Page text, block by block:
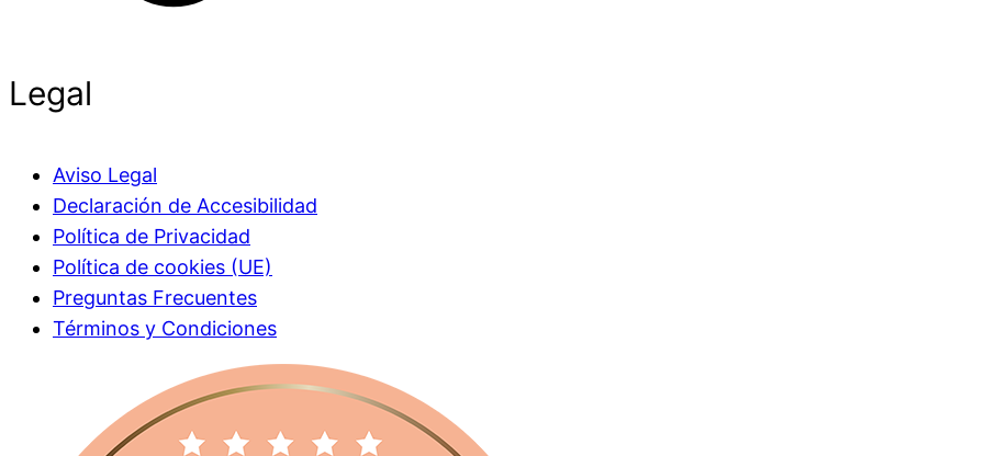
Legal
Aviso Legal
Declaración de Accesibilidad
Política de Privacidad
Política de cookies (UE)
Preguntas Frecuentes
Términos y Condiciones